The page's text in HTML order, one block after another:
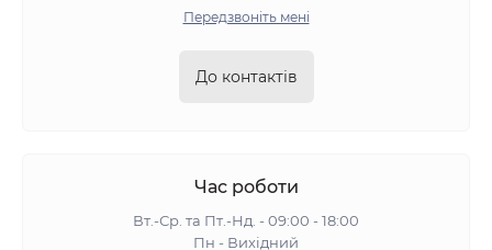
Передзвоніть мені
До контактів
Час роботи
Вт.-Ср. та Пт.-Нд. - 09:00 - 18:00
Пн - Вихідний